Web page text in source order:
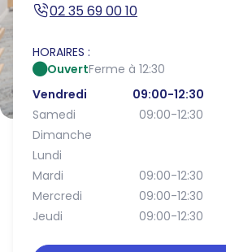
02 35 69 00 10
HORAIRES :
OuvertFerme à 12:30
Vendredi
09:00-12:30
Samedi
09:00-12:30
Dimanche
Lundi
Mardi
09:00-12:30
Mercredi
09:00-12:30
Jeudi
09:00-12:30